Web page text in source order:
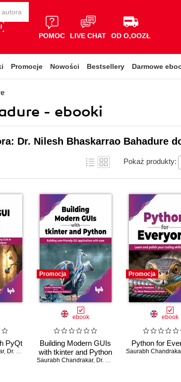
POMOC LIVE CHAT OD O,OOZŁ
Promocje Nowości Bestsellery Darmowe
- ebooki
Dr. Nilesh Bhaskarrao Bahadure
Pokaż produkty:
PyQt
, Dr. Nilesh Bhaskarrao Bahadure
Promocja
ebook
Building Modern GUIs
with tkinter and Python
Saurabh Chandrakar, Dr. Nilesh Bhaskarrao Bahadure
Promocja
ebook
Python for
Saurabh